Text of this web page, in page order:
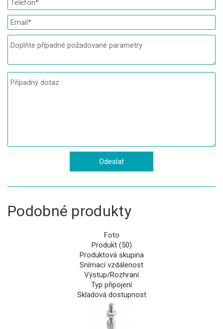
Podobné produkty
Foto
Produkt (50)
Produktová skupina
Snímací vzdálenost
Výstup/Rozhraní
Typ připojení
Skladová dostupnost